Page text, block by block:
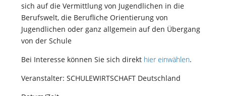
sich auf die Vermittlung von Jugendlichen in die
Berufswelt, die Berufliche Orientierung von
Jugendlichen oder ganz allgemein auf den Übergang
von der Schule
Bei Interesse können Sie sich direkt hier einwählen.
Veranstalter: SCHULEWIRTSCHAFT Deutschland